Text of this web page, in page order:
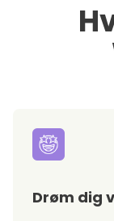
Drøm dig